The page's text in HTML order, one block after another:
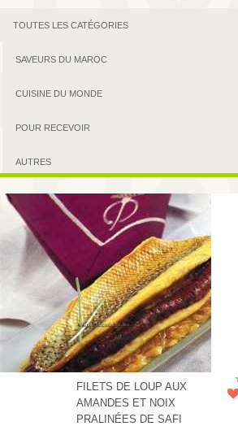
TOUTES LES CATÉGORIES
SAVEURS DU MAROC
CUISINE DU MONDE
POUR RECEVOIR
AUTRES
FILETS DE LOUP AUX
AMANDES ET NOIX
PRALINÉES DE SAFI